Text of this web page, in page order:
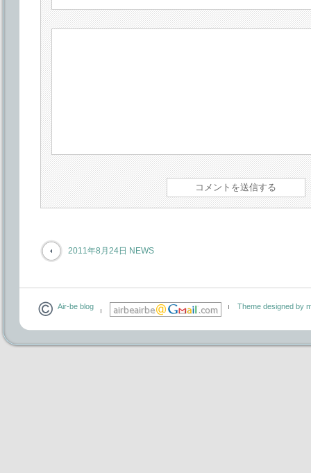
2011年8月24日 NEWS
Air-be blog Theme designed by